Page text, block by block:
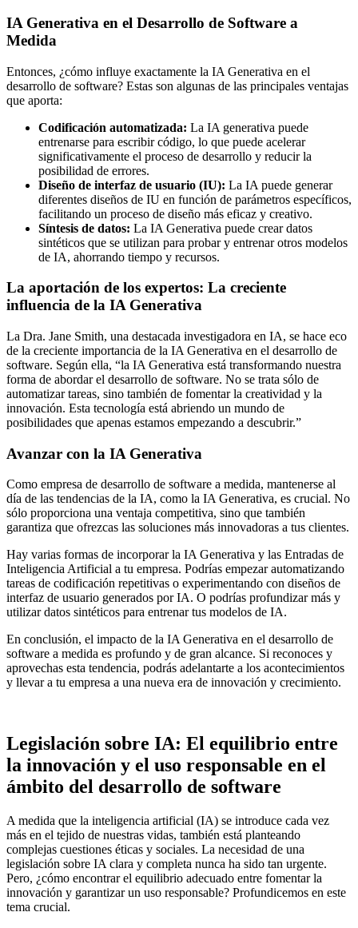
IA Generativa en el Desarrollo de Software a
Medida
Entonces, ¿cómo influye exactamente la IA Generativa en el
desarrollo de software? Estas son algunas de las principales ventajas
que aporta:
Codificación automatizada: La IA generativa puede
entrenarse para escribir código, lo que puede acelerar
significativamente el proceso de desarrollo y reducir la
posibilidad de errores.
Diseño de interfaz de usuario (IU): La IA puede generar
diferentes diseños de IU en función de parámetros específicos,
facilitando un proceso de diseño más eficaz y creativo.
Síntesis de datos: La IA Generativa puede crear datos
sintéticos que se utilizan para probar y entrenar otros modelos
de IA, ahorrando tiempo y recursos.
La aportación de los expertos: La creciente
influencia de la IA Generativa
La Dra. Jane Smith, una destacada investigadora en IA, se hace eco
de la creciente importancia de la IA Generativa en el desarrollo de
software. Según ella, “la IA Generativa está transformando nuestra
forma de abordar el desarrollo de software. No se trata sólo de
automatizar tareas, sino también de fomentar la creatividad y la
innovación. Esta tecnología está abriendo un mundo de
posibilidades que apenas estamos empezando a descubrir.”
Avanzar con la IA Generativa
Como empresa de desarrollo de software a medida, mantenerse al
día de las tendencias de la IA, como la IA Generativa, es crucial. No
sólo proporciona una ventaja competitiva, sino que también
garantiza que ofrezcas las soluciones más innovadoras a tus clientes.
Hay varias formas de incorporar la IA Generativa y las Entradas de
Inteligencia Artificial a tu empresa. Podrías empezar automatizando
tareas de codificación repetitivas o experimentando con diseños de
interfaz de usuario generados por IA. O podrías profundizar más y
utilizar datos sintéticos para entrenar tus modelos de IA.
En conclusión, el impacto de la IA Generativa en el desarrollo de
software a medida es profundo y de gran alcance. Si reconoces y
aprovechas esta tendencia, podrás adelantarte a los acontecimientos
y llevar a tu empresa a una nueva era de innovación y crecimiento.
Legislación sobre IA: El equilibrio entre
la innovación y el uso responsable en el
ámbito del desarrollo de software
A medida que la inteligencia artificial (IA) se introduce cada vez
más en el tejido de nuestras vidas, también está planteando
complejas cuestiones éticas y sociales. La necesidad de una
legislación sobre IA clara y completa nunca ha sido tan urgente.
Pero, ¿cómo encontrar el equilibrio adecuado entre fomentar la
innovación y garantizar un uso responsable? Profundicemos en este
tema crucial.